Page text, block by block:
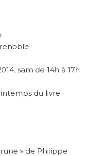
sam de 14h à 17h
du livre
» de Philippe